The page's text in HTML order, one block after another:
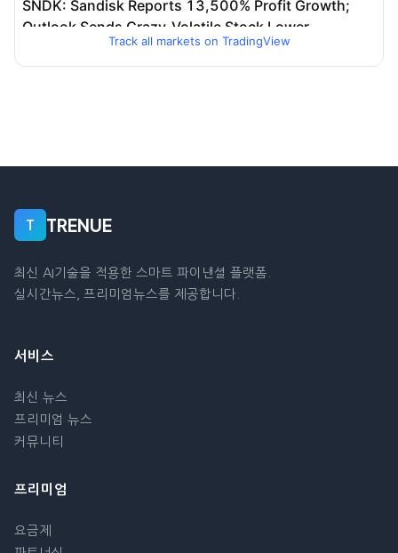
Track all markets on TradingView
T TRENUE
최신 AI기술을 적용한 스마트 파이낸셜 플랫폼.
실시간뉴스, 프리미엄뉴스를 제공합니다.
서비스
최신 뉴스
프리미엄 뉴스
커뮤니티
프리미엄
요금제